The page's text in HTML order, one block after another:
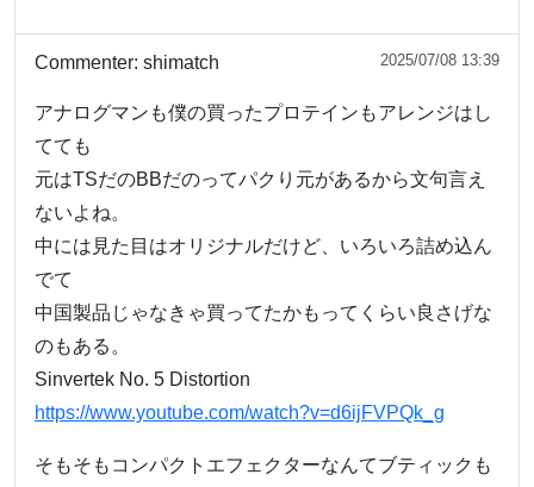
Commenter: shimatch 2025/07/08 13:39
アナログマンも僕の買ったプロテインもアレンジはし
てても
元はTSだのBBだのってパクり元があるから文句言え
ないよね。
中には見た目はオリジナルだけど、いろいろ詰め込ん
でて
中国製品じゃなきゃ買ってたかもってくらい良さげな
のもある。
Sinvertek No. 5 Distortion
https://www.youtube.com/watch?v=d6ijFVPQk_g
そもそもコンパクトエフェクターなんてブティックも